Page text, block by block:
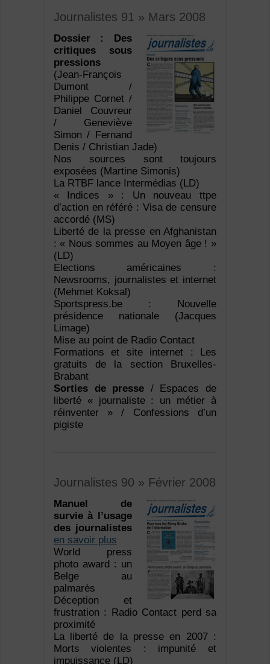
Journalistes 91 » Mars 2008
Dossier : Des
critiques sous
pressions
(Jean-François
Dumont /
Philippe Cornet /
Daniel Couvreur
/ Geneviève
Simon / Fernand
Denis / Christian Jade)
Nos sources sont toujours
exposées (Martine Simonis)
La RTBF lance Intermédias (LD)
« Indices » : Un nouveau ttpe
d’action en référé : Visa de censure
accordé (MS)
Liberté de la presse en Afghanistan
: « Nous sommes au Moyen âge ! »
(LD)
Elections américaines :
Newsrooms, journalistes et internet
(Mehmet Koksal)
Sportspress.be : Nouvelle
présidence nationale (Jacques
Limage)
Mise au point de Radio Contact
Formations et site internet : Les
gratuits de la section Bruxelles-
Brabant
Sorties de presse / Espaces de
liberté « journaliste : un métier à
réinventer » / Confessions d’un
pigiste
Journalistes 90 » Février 2008
Manuel de
survie à l’usage
des journalistes
en savoir plus
World press
photo award : un
Belge au
palmarès
Déception et
frustration : Radio Contact perd sa
proximité
La liberté de la presse en 2007 :
Morts violentes : impunité et
impuissance (LD)